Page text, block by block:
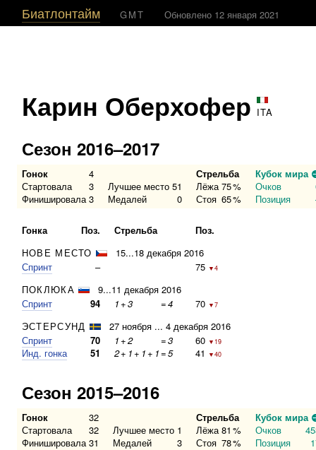
Биатлонтайм GMT Обновлено 12 января 2021
Карин Оберхофер ITA
Сезон 2016–2017
Гонок 4 Стрельба
Кубок мира
Стартовала
3 Лучшее место 51 Лёжа 75% Очков
Финишировала 3 Медалей 0 Стоя 65% Позиция
Гонка Поз. Стрельба
Поз.
НОВЕ МЕСТО
15...18 декабря 2016
Спринт
– 75 ▼4
ПОКЛЮКА
9...11 декабря 2016
Спринт
94 1+3 =4 70 ▼7
ЭСТЕРСУНД
27 ноября ... 4 декабря 2016
Спринт
70 1+2 =3 60 ▼19
Инд. гонка 51 2+ 1+ 1+ 1=5 41 ▼40
Сезон 2015–2016
Гонок 32 Стрельба
Кубок мира
Стартовала
32 Лучшее место 1 Лёжа 81 % Очков
Финишировала 31 Медалей 3 Стоя 78% Позиция